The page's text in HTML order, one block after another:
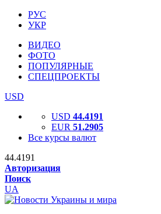
РУС
УКР
ВИДЕО
ФОТО
ПОПУЛЯРНЫЕ
СПЕЦПРОЕКТЫ
USD
USD 44.4191
EUR 51.2905
Все курсы валют
44.4191
Авторизация
Поиск
UA